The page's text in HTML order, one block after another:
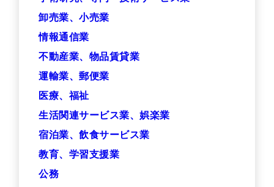
卸売業、小売業
情報通信業
不動産業、物品賃貸業
運輸業、郵便業
医療、福祉
生活関連サービス業、娯楽業
宿泊業、飲食サービス業
教育、学習支援業
公務